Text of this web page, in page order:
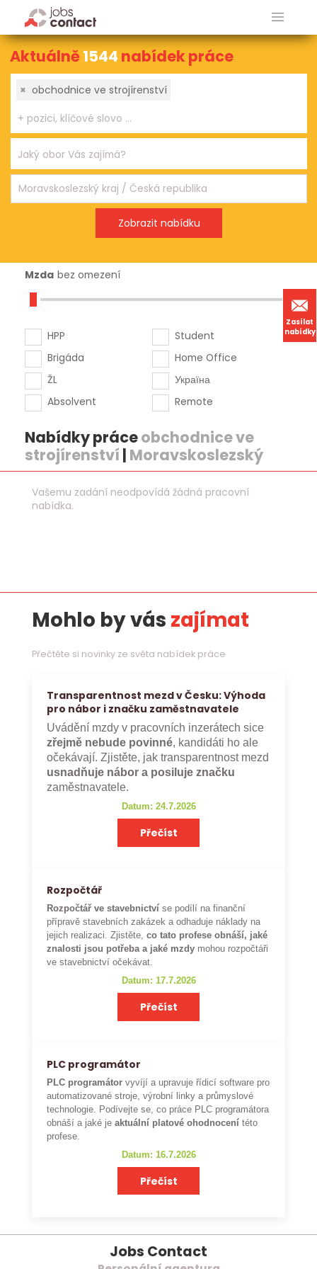
Zasílat
nabídky
Aktuálně1544 nabídek práce
× obchodnice ve strojírenství
Mzda bez omezení
HPP
Brigáda
ŽL
Absolvent
Student
Home Office
Україна
Remote
Nabídky práceobchodnice ve
strojírenství | Moravskoslezský
Vašemu zadání neodpovídá žádná pracovní
nabídka.
Mohlo by vás zajímat
Přečtěte si novinky ze světa nabídek práce
Transparentnost mezd v Česku: Výhoda
pro nábor i značku zaměstnavatele
Uvádění mzdy v pracovních inzerátech sice
zřejmě nebude povinné, kandidáti ho ale
očekávají. Zjistěte, jak transparentnost mezd
usnadňuje nábor a posiluje značku
zaměstnavatele.
Datum: 24.7.2026
Přečíst
Rozpočtář
Rozpočtář ve stavebnictví se podílí na finanční
přípravě stavebních zakázek a odhaduje náklady na
jejich realizaci. Zjistěte,co tato profese obnáší, jaké
znalosti jsou potřeba a jaké mzdy mohou rozpočtáři
ve stavebnictví očekávat.
Datum: 17.7.2026
Přečíst
PLC programátor
PLC programátor vyvíjí a upravuje řídicí software pro
automatizované stroje, výrobní linky a průmyslové
technologie. Podívejte se, co práce PLC programátora
obnáší a jaké je aktuální platové ohodnocení této
profese.
Datum: 16.7.2026
Přečíst
Jobs Contact